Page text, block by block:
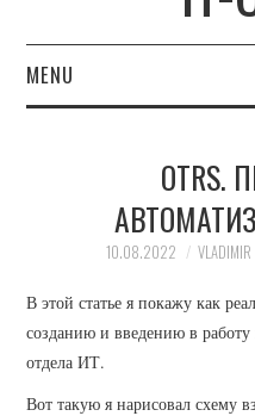
MENU
THUNDERBIRD
OPENCART
OTRS.
10.08.2022 VLADIMIR
В этой статье я покажу как
созданию и введению в
отдела ИТ.
Вот такую я нарисовал схему